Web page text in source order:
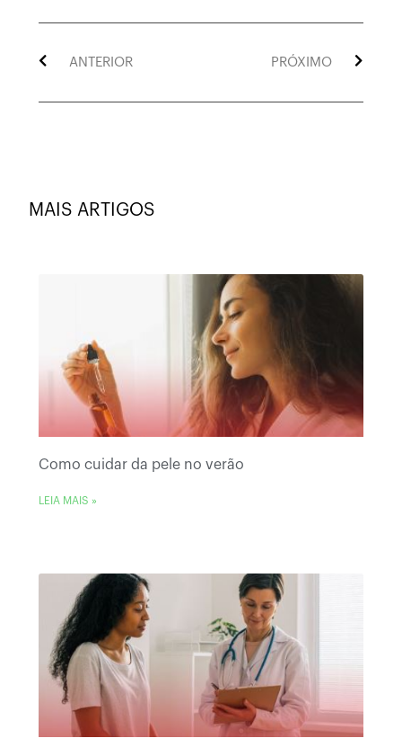
ANTERIOR PRÓXIMO
MAIS ARTIGOS
Como cuidar da pele no verão
LEIA MAIS »